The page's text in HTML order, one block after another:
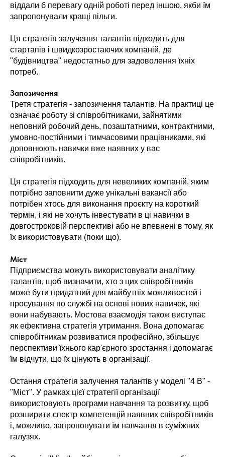
віддали б перевагу одній роботі перед іншою, якби їм
запропонували кращі пільги.
Ця стратегія залучення талантів підходить для
стартапів і швидкозростаючих компаній, де
"будівництва" недостатньо для задоволення їхніх
потреб.
Запозичення
Третя стратегія - запозичення талантів. На практиці це
означає роботу зі співробітниками, зайнятими
неповний робочий день, позаштатними, контрактними,
умовно-постійними і тимчасовими працівниками, які
доповнюють навички вже наявних у вас
співробітників.
Ця стратегія підходить для невеликих компаній, яким
потрібно заповнити дуже унікальні вакансії або
потрібен хтось для виконання проєкту на короткий
термін, і які не хочуть інвестувати в ці навички в
довгостроковій перспективі або не впевнені в тому, як
їх використовувати (поки що).
Міст
Підприємства можуть використовувати аналітику
талантів, щоб визначити, хто з цих співробітників
може бути придатний для майбутніх можливостей і
просування по службі на основі нових навичок, які
вони набувають. Мостова взаємодія також виступає
як ефективна стратегія утримання. Вона допомагає
співробітникам розвиватися професійно, збільшує
перспективи їхнього кар'єрного зростання і допомагає
їм відчути, що їх цінують в організації.
Остання стратегія залучення талантів у моделі "4 B" -
"Міст". У рамках цієї стратегії організації
використовують програми навчання та розвитку, щоб
розширити спектр компетенцій наявних співробітників
і, можливо, запропонувати їм навчання в суміжних
галузях.